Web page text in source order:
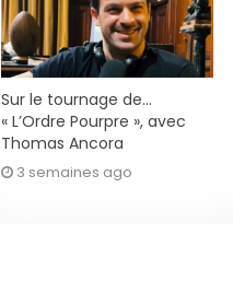
Sur le tournage de…
« L’Ordre Pourpre », avec
Thomas Ancora
3 semaines ago